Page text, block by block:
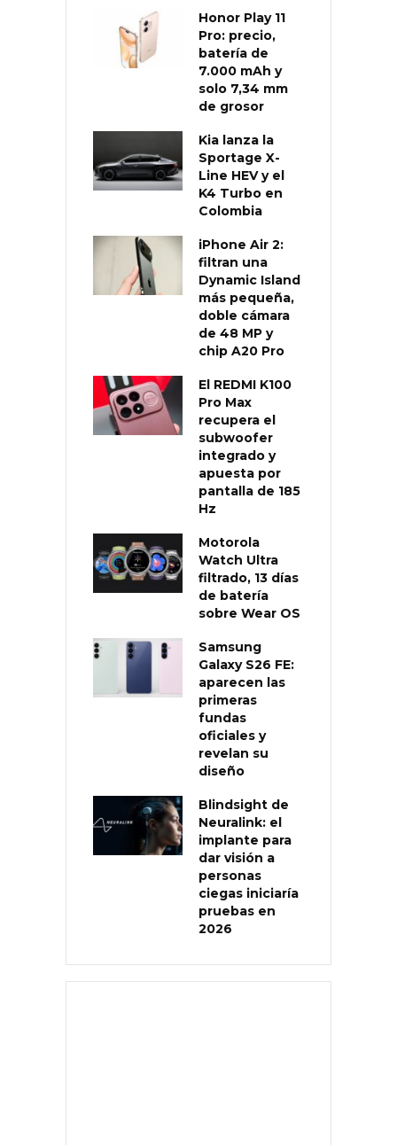
Honor Play 11
Pro: precio,
batería de
7.000 mAh y
solo 7,34 mm
de grosor
Kia lanza la
Sportage X-
Line HEV y el
K4 Turbo en
Colombia
iPhone Air 2:
filtran una
Dynamic Island
más pequeña,
doble cámara
de 48 MP y
chip A20 Pro
El REDMI K100
Pro Max
recupera el
subwoofer
integrado y
apuesta por
pantalla de 185
Hz
Motorola
Watch Ultra
filtrado, 13 días
de batería
sobre Wear OS
Samsung
Galaxy S26 FE:
aparecen las
primeras
fundas
oficiales y
revelan su
diseño
Blindsight de
Neuralink: el
implante para
dar visión a
personas
ciegas iniciaría
pruebas en
2026